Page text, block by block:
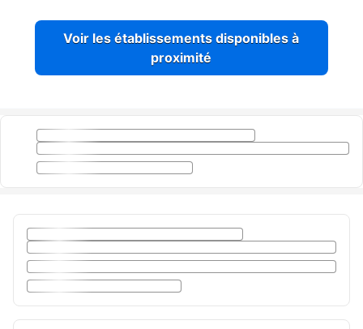
Voir les établissements disponibles à
proximité